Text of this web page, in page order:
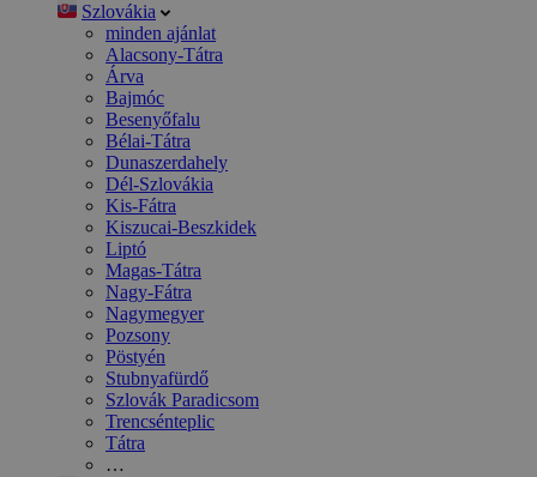
Szlovákia
minden ajánlat
Alacsony-Tátra
Árva
Bajmóc
Besenyőfalu
Bélai-Tátra
Dunaszerdahely
Dél-Szlovákia
Kis-Fátra
Kiszucai-Beszkidek
Liptó
Magas-Tátra
Nagy-Fátra
Nagymegyer
Pozsony
Pöstyén
Stubnyafürdő
Szlovák Paradicsom
Trencsénteplic
Tátra
…